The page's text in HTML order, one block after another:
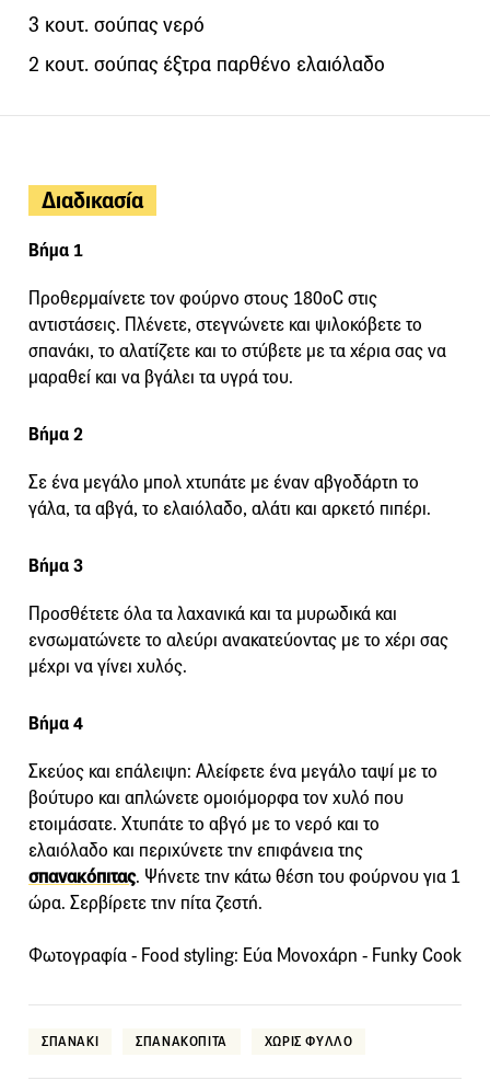
3 κουτ. σούπας νερό
2 κουτ. σούπας έξτρα παρθένο ελαιόλαδο
Διαδικασία
Βήμα 1
Προθερμαίνετε τον φούρνο στους 180οC στις
αντιστάσεις. Πλένετε, στεγνώνετε και ψιλοκόβετε το
σπανάκι, το αλατίζετε και το στύβετε με τα χέρια σας να
μαραθεί και να βγάλει τα υγρά του.
Βήμα 2
Σε ένα μεγάλο μπολ χτυπάτε με έναν αβγοδάρτη το
γάλα, τα αβγά, το ελαιόλαδο, αλάτι και αρκετό πιπέρι.
Βήμα 3
Προσθέτετε όλα τα λαχανικά και τα μυρωδικά και
ενσωματώνετε το αλεύρι ανακατεύοντας με το χέρι σας
μέχρι να γίνει χυλός.
Βήμα 4
Σκεύος και επάλειψη: Αλείφετε ένα μεγάλο ταψί με το
βούτυρο και απλώνετε ομοιόμορφα τον χυλό που
ετοιμάσατε. Χτυπάτε το αβγό με το νερό και το
ελαιόλαδο και περιχύνετε την επιφάνεια της
σπανακόπιτας. Ψήνετε την κάτω θέση του φούρνου για 1
ώρα. Σερβίρετε την πίτα ζεστή.
Φωτογραφία - Food styling: Εύα Μονοχάρη - Funky Cook
ΣΠΑΝΑΚΙ ΣΠΑΝΑΚΟΠΙΤΑ ΧΩΡΙΣ ΦΥΛΛΟ